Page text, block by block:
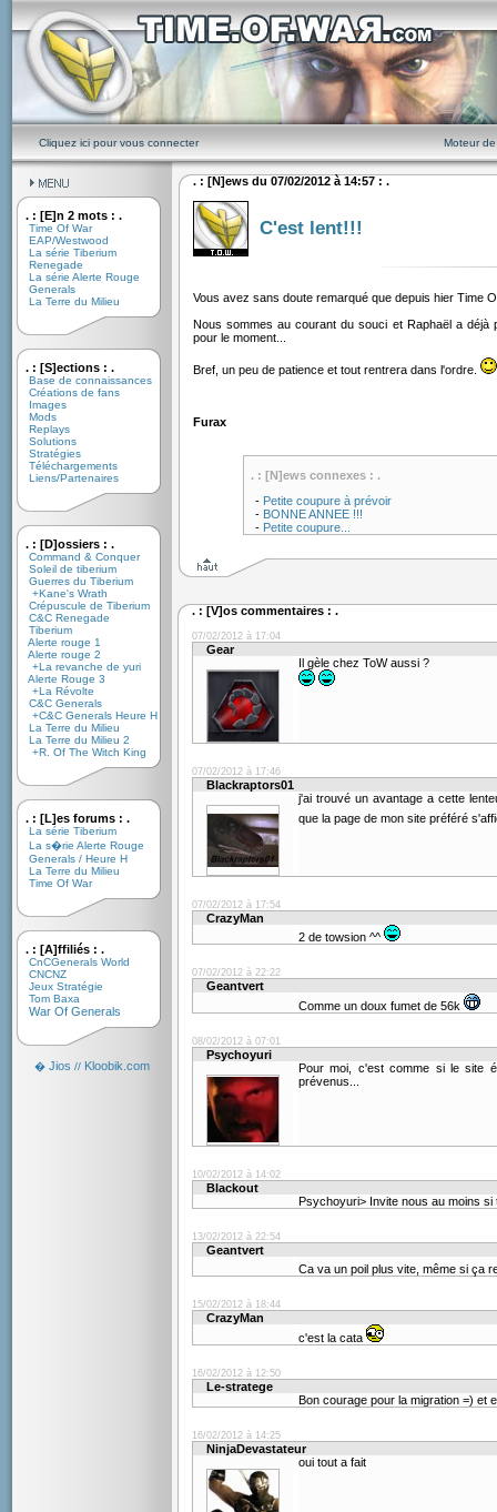
Cliquez ici pour vous connecter Moteur
. : [E]n 2 mots : .
Time Of War
EAP/Westwood
La série Tiberium
Renegade
La série Alerte Rouge
Generals
La Terre du Milieu
. : [S]ections : .
Base de connaissances
Créations de fans
Images
Mods
Replays
Solutions
Stratégies
Téléchargements
Liens/Partenaires
. : [D]ossiers : .
Command & Conquer
Soleil de tiberium
Guerres du Tiberium
+Kane's Wrath
Crépuscule de Tiberium
C&C Renegade
Tiberium
Alerte rouge 1
Alerte rouge 2
+La revanche de yuri
Alerte Rouge 3
+La Révolte
C&C Generals
+C&C Generals Heure H
La Terre du Milieu
La Terre du Milieu 2
+R. Of The Witch King
. : [L]es forums : .
La série Tiberium
La s�rie Alerte Rouge
Generals / Heure H
La Terre du Milieu
Time Of War
. : [A]ffiliés : .
CnCGenerals World
CNCNZ
Jeux Stratégie
Tom Baxa
War Of Generals
� Jios // Kloobik.com
. : [N]ews du 07/02/2012 à 14:57 : .
C'est lent!!!
Vous avez sans doute remarqué que depuis hier Time
Nous sommes au courant du souci et Raphaël a
pour le moment...
Bref, un peu de patience et tout rentrera dans l'ordre.
Furax
. : [N]ews connexes : .
- Petite coupure à prévoir
- BONNE ANNEE !!!
- Petite coupure...
. : [V]os commentaires : .
07/02/2012 à 17:04
Gear
Il gèle chez ToW aussi ?
07/02/2012 à 17:46
Blackraptors01
j'ai trouvé un avantage a cette
que la page de mon site préféré
07/02/2012 à 17:54
CrazyMan
2 de towsion ^^
07/02/2012 à 22:22
Geantvert
Comme un doux fumet de 56k
08/02/2012 à 07:01
Psychoyuri
Pour moi, c'est comme si le site
prévenus...
10/02/2012 à 14:02
Blackout
Psychoyuri> Invite nous au moins
13/02/2012 à 22:54
Geantvert
Ca va un poil plus vite, même si ça
15/02/2012 à 18:44
CrazyMan
c'est la cata
16/02/2012 à 12:50
Le-stratege
Bon courage pour la migration =) et
16/02/2012 à 14:25
NinjaDevastateur
oui tout a fait